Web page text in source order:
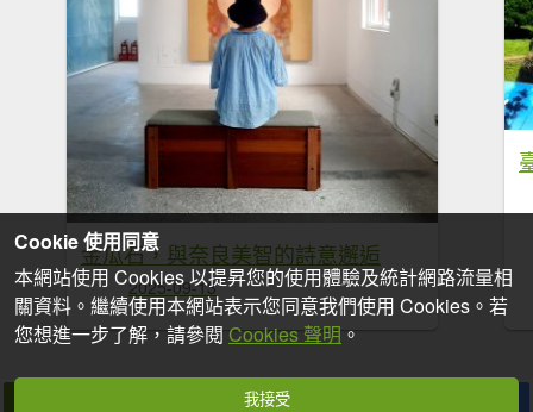
金瓜石，與奈良美智的詩意邂逅
2025-09-13
收藏
Cookie 使用同意
本網站使用 Cookies 以提昇您的使用體驗及統計網路流量相
關資料。繼續使用本網站表示您同意我們使用 Cookies。若
您想進一步了解，請參閱 Cookies 聲明 。
我接受